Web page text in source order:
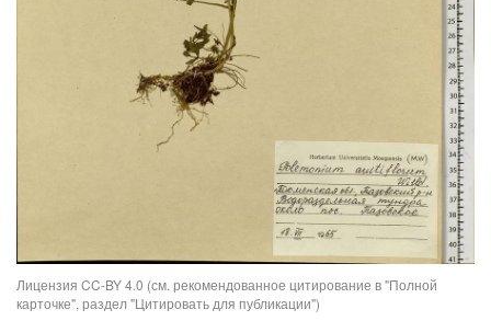
Лицензия CC-BY 4.0 (см. рекомендованное цитирование в "Полной
карточке", раздел "Цитировать для публикации")